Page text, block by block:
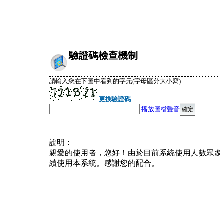
驗證碼檢查機制
請輸入您在下圖中看到的字元(字母區分大小寫)
更換驗證碼
播放圖檔聲音
說明︰
親愛的使用者，您好！由於目前系統使用人數眾
續使用本系統。感謝您的配合。